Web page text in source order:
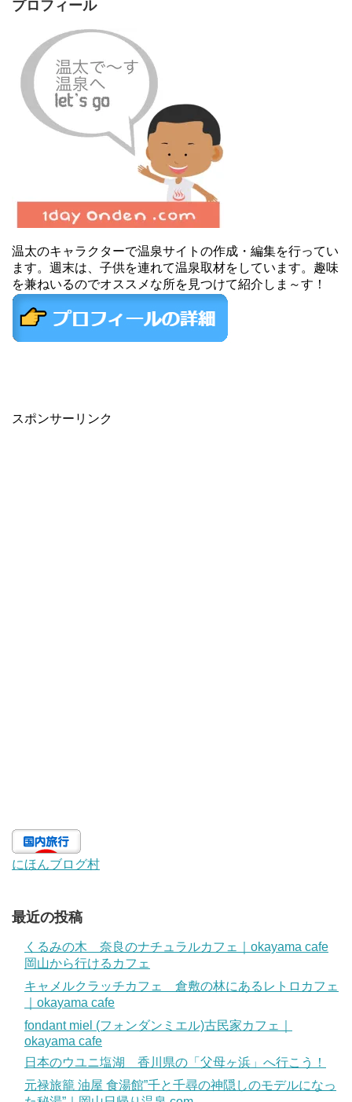
プロフィール
温太のキャラクターで温泉サイトの作成・編集を行ってい
ます。週末は、子供を連れて温泉取材をしています。趣味
を兼ねいるのでオススメな所を見つけて紹介しま～す！
スポンサーリンク
にほんブログ村
最近の投稿
くるみの木 奈良のナチュラルカフェ｜okayama cafe
岡山から行けるカフェ
キャメルクラッチカフェ 倉敷の林にあるレトロカフェ
｜okayama cafe
fondant miel (フォンダンミエル)古民家カフェ｜
okayama cafe
日本のウユニ塩湖 香川県の「父母ヶ浜」へ行こう！
元禄旅籠 油屋 食湯館”千と千尋の神隠しのモデルになっ